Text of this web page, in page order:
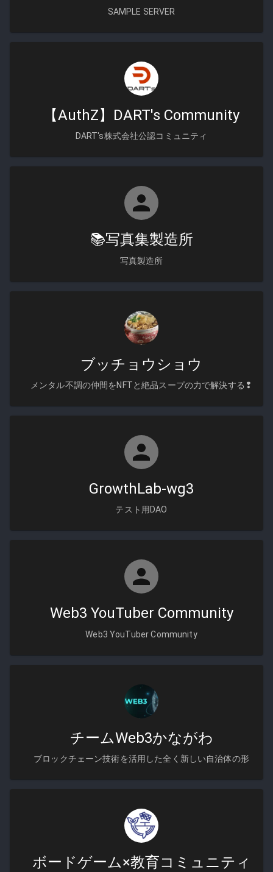
SAMPLE SERVER
【AuthZ】DART's Community
DART's株式会社公認コミュニティ
📚写真集製造所
写真製造所
ブッチョウショウ
メンタル不調の仲間をNFTと絶品スープの力で解決する❢
GrowthLab-wg3
テスト用DAO
Web3 YouTuber Community
Web3 YouTuber Community
チームWeb3かながわ
ブロックチェーン技術を活用した全く新しい自治体の形
ボードゲーム×教育コミュニティ